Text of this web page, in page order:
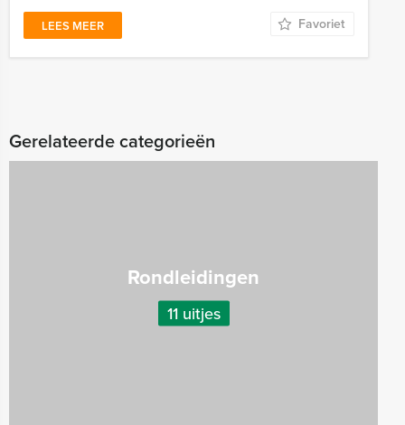
LEES MEER Favoriet
Gerelateerde categorieën
Rondleidingen
11 uitjes